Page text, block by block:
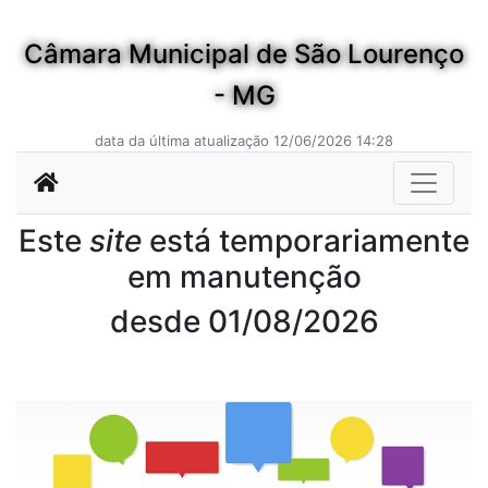
Câmara Municipal de São Lourenço
- MG
data da última atualização 12/06/2026 14:28
Este site está temporariamente
em manutenção
desde 01/08/2026